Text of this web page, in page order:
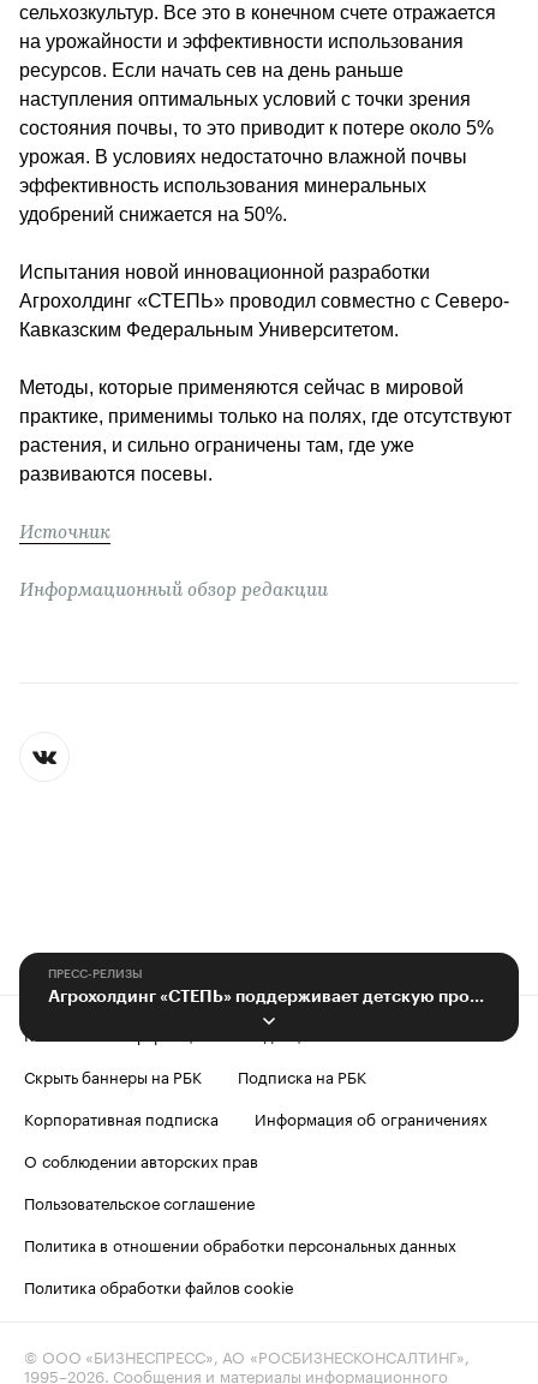
сельхозкультур. Все это в конечном счете отражается
на урожайности и эффективности использования
ресурсов. Если начать сев на день раньше
наступления оптимальных условий с точки зрения
состояния почвы, то это приводит к потере около 5%
урожая. В условиях недостаточно влажной почвы
эффективность использования минеральных
удобрений снижается на 50%.
Испытания новой инновационной разработки
Агрохолдинг «СТЕПЬ» проводил совместно с Северо-
Кавказским Федеральным Университетом.
Методы, которые применяются сейчас в мировой
практике, применимы только на полях, где отсутствуют
растения, и сильно ограничены там, где уже
развиваются посевы.
Источник
Информационный обзор редакции
ПРЕСС-РЕЛИЗЫ
Контактная информация
Редакция
Скрыть баннеры на РБК
Подписка на РБК
Корпоративная подписка
Информация об ограничениях
О соблюдении авторских прав
Пользовательское соглашение
Политика в отношении обработки персональных данных
Политика обработки файлов cookie
© ООО «БИЗНЕСПРЕСС», АО «РОСБИЗНЕСКОНСАЛТИНГ»,
1995–2026 . Сообщения и материалы информационного